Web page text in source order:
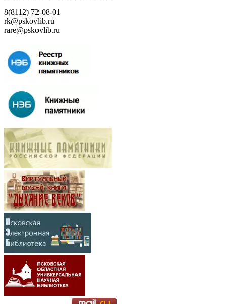
8(8112) 72-08-01
rk@pskovlib.ru
rare@pskovlib.ru